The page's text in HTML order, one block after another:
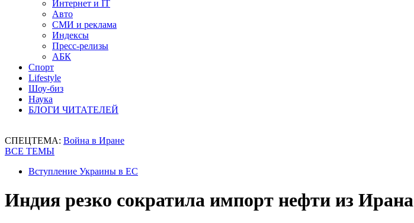
Интернет и IT
Авто
СМИ и реклама
Индексы
Пресс-релизы
АБК
Спорт
Lifestyle
Шоу-биз
Наука
БЛОГИ ЧИТАТЕЛЕЙ
СПЕЦТЕМА: Война в Иране
ВСЕ ТЕМЫ
Вступление Украины в ЕС
Индия резко сократила импорт нефти из Ирана